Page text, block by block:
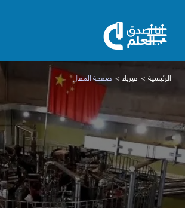
الرئيسية فيزياء صفحة المقال